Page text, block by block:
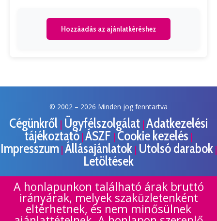
Hozzáadás az ajánlatkéréshez
© 2002 – 2026 Minden jog fenntartva
Cégünkről | Ügyfélszolgálat | Adatkezelési
tájékoztató | ÁSZF | Cookie kezelés |
Impresszum| Állásajánlatok | Utolsó darabok|
Letöltések
A honlapunkon található árak bruttó
irányárak, melyek szaküzletenként
eltérhetnek, és nem minősülnek